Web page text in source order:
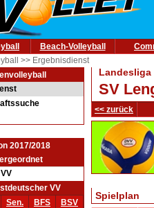
Beach-Volleyball
>> Ergebnisdienst
2017/2018
VV
Sen. BFS
BSV
Landesliga
SV
<< zurück
Spielplan